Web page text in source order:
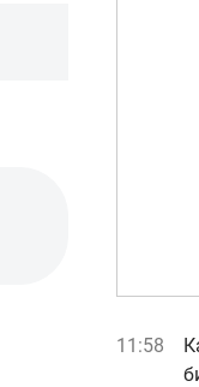
11:58